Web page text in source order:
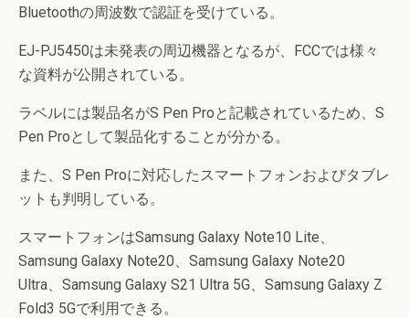
Bluetoothの周波数で認証を受けている。
EJ-PJ5450は未発表の周辺機器となるが、FCCでは様々
な資料が公開されている。
ラベルには製品名がS Pen Proと記載されているため、S
Pen Proとして製品化することが分かる。
また、S Pen Proに対応したスマートフォンおよびタブレ
ットも判明している。
スマートフォンはSamsung Galaxy Note10 Lite、
Samsung Galaxy Note20、Samsung Galaxy Note20
Ultra、Samsung Galaxy S21 Ultra 5G、Samsung Galaxy Z
Fold3 5Gで利用できる。